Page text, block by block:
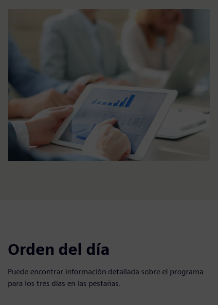
Orden del día
Puede encontrar información detallada sobre el programa
para los tres días en las pestañas.